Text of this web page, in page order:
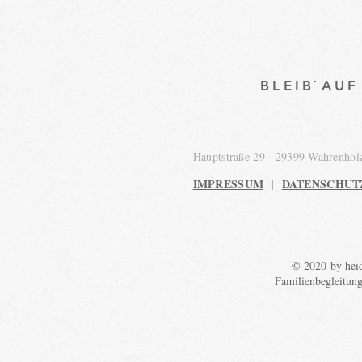
Hauptstraße 29 · 29399
IMPRESSUM |
© 2020 by